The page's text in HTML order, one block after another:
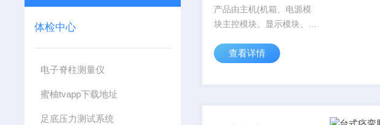
体检中心
电子脊柱测量仪
蜜柚tvapp下载地址
足底压力测试系统
产品由主机(机箱、电源模
块主控模块。显示模块、高
连接电缆、电极板组成.
查看详情